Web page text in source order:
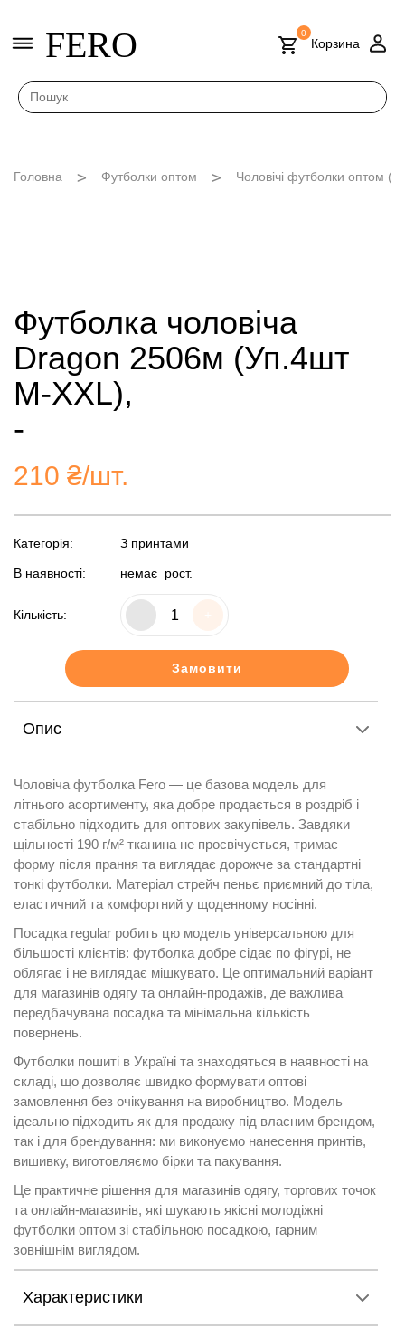
FERO 0
Корзина
Головна Футболки оптом Чоловічі футболки оптом
Футболка чоловіча
Dragon 2506м (Уп.4шт
M-XXL),
-
210 ₴/шт.
Категорія: З принтами
В наявності: немає рост.
Кількість:
Замовити
Опис
Чоловіча футболка Fero — це базова модель для
літнього асортименту, яка добре продається в роздріб і
стабільно підходить для оптових закупівель. Завдяки
щільності 190 г/м² тканина не просвічується, тримає
форму після прання та виглядає дорожче за стандартні
тонкі футболки. Матеріал стрейч пеньє приємний до тіла,
еластичний та комфортний у щоденному носінні.
Посадка regular робить цю модель універсальною для
більшості клієнтів: футболка добре сідає по фігурі, не
облягає і не виглядає мішкувато. Це оптимальний варіант
для магазинів одягу та онлайн-продажів, де важлива
передбачувана посадка та мінімальна кількість
повернень.
Футболки пошиті в Україні та знаходяться в наявності на
складі, що дозволяє швидко формувати оптові
замовлення без очікування на виробництво. Модель
ідеально підходить як для продажу під власним брендом,
так і для брендування: ми виконуємо нанесення принтів,
вишивку, виготовляємо бірки та пакування.
Це практичне рішення для магазинів одягу, торгових точок
та онлайн-магазинів, які шукають якісні молодіжні
футболки оптом зі стабільною посадкою, гарним
зовнішнім виглядом.
Характеристики